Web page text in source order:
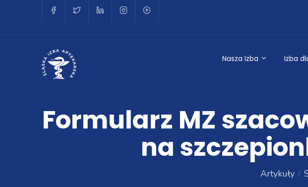
Nasza Izba Izba
Formularz MZ
na
Artykuły